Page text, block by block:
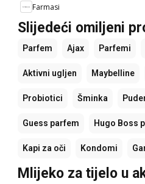
Farmasi
Slijedeći omiljeni
Parfem Ajax Parfemi
Aktivni ugljen Maybelline
Probiotici Šminka
Guess parfem Hugo Boss
Kapi za oči Kondomi
Mlijeko za tijelo u